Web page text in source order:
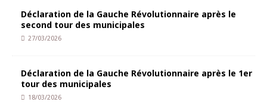
Déclaration de la Gauche Révolutionnaire après le
second tour des municipales
27/03/2026
Déclaration de la Gauche Révolutionnaire après le 1er
tour des municipales
18/03/2026